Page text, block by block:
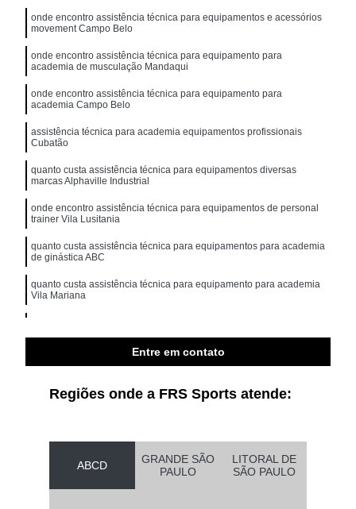
onde encontro assistência técnica para equipamentos e acessórios
movement Campo Belo
onde encontro assistência técnica para equipamento para
academia de musculação Mandaqui
onde encontro assistência técnica para equipamento para
academia Campo Belo
assistência técnica para academia equipamentos profissionais
Cubatão
quanto custa assistência técnica para equipamentos diversas
marcas Alphaville Industrial
onde encontro assistência técnica para equipamentos de personal
trainer Vila Lusitania
quanto custa assistência técnica para equipamentos para academia
de ginástica ABC
quanto custa assistência técnica para equipamento para academia
Vila Mariana
Entre em contato
Regiões onde a FRS Sports atende:
ABCD
GRANDE SÃO
PAULO
LITORAL DE
SÃO PAULO